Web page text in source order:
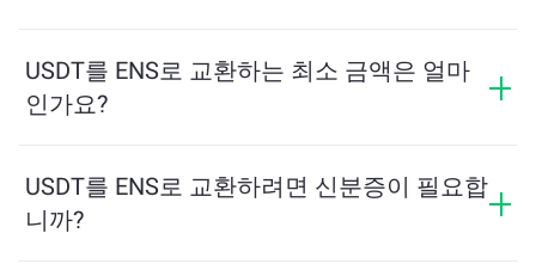
라집니다. ChangeNOW는 숨겨진 수수료 없이 경쟁력 있
는 요금을 제공하며, 최종 금액은 거래를 확인하기 전에
표시됩니다.
USDT를 ENS로 교환하는 최소 금액은 얼마
인가요?
다. 플랫폼은 원활한 거래를 보장하기 위해 필요한 최소
금액을 자동으로 계산합니다. 그러나 대부분의 경우, 최
소 금액은 2달러 상당입니다.
USDT를 ENS로 교환하려면 신분증이 필요합
니까?